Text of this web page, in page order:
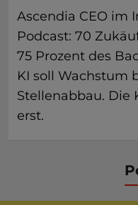
Ascendia CEO im
Podcast: 70
75 Prozent des
KI soll Wachstum
Stellenabbau. Die
erst.